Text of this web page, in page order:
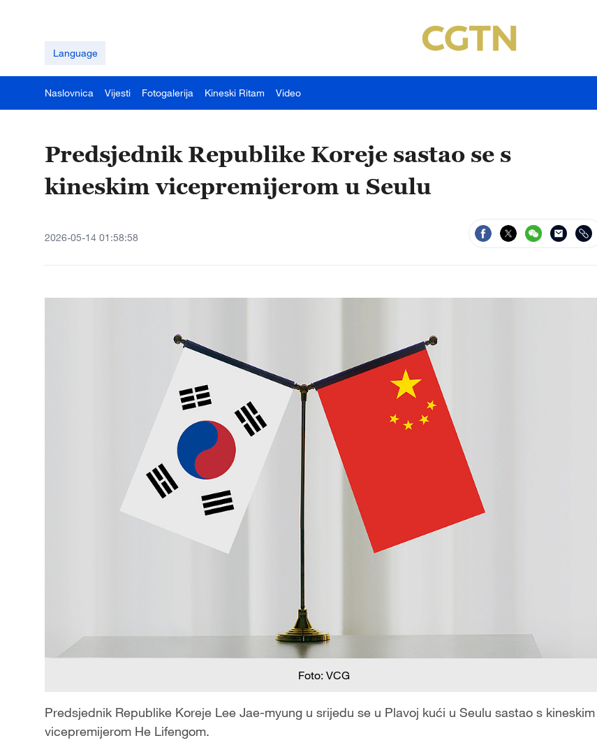
Language
Naslovnica Vijesti Fotogalerija Kineski Ritam Video
Predsjednik Republike Koreje sastao se s
kineskim vicepremijerom u Seulu
2026-05-14 01:58:58
Foto: VCG
Predsjednik Republike Koreje Lee Jae-myung u srijedu se u Plavoj kući u Seulu sastao s kineskim
vicepremijerom He Lifengom.